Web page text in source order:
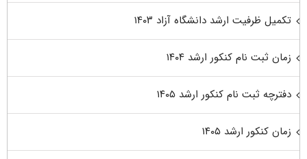
تکمیل ظرفیت ارشد دانشگاه آزاد ۱۴۰۳
زمان ثبت نام کنکور ارشد ۱۴۰۴
دفترچه ثبت نام کنکور ارشد ۱۴۰۵
زمان کنکور ارشد ۱۴۰۵